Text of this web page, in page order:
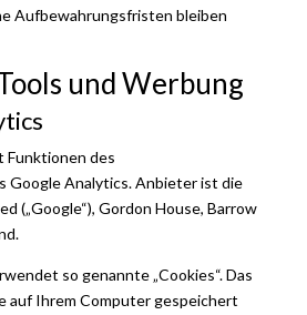
Aufbewahrungsfristen bleiben
und Werbung
Funktionen des
Google Analytics. Anbieter ist die
(„Google“), Gordon House, Barrow
so genannte „Cookies“. Das
auf Ihrem Computer gespeichert